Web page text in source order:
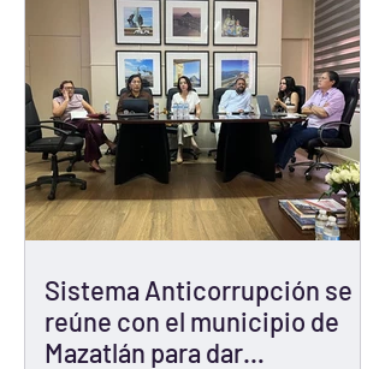
Sistema Anticorrupción se
reúne con el municipio de
Mazatlán para dar